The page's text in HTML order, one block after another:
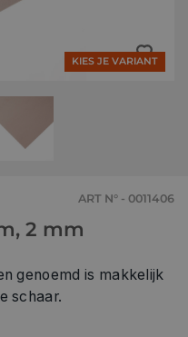
KIES JE VARIANT
ART N° - 0011406
2 mm
genoemd is makkelijk
schaar.